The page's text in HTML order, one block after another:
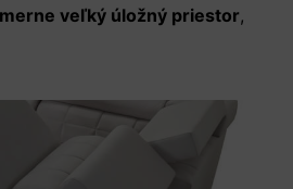
veľký úložný priestor,